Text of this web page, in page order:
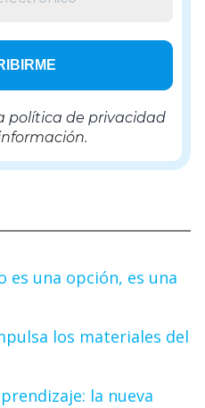
política de privacidad
es una opción, es una
los materiales del
la nueva